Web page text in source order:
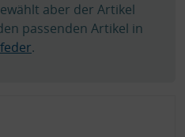
aber der Artikel
passenden Artikel in
.